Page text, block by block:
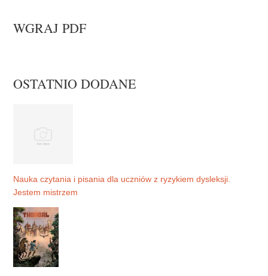
WGRAJ PDF
OSTATNIO DODANE
Nauka czytania i pisania dla uczniów z ryzykiem dysleksji.
Jestem mistrzem